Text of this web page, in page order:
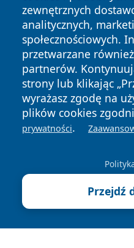
zewnętrznych
analitycznych,
społecznościowych.
przetwarzane
partnerów.
strony lub klikając
wyrażasz zgodę na
plików cookies
prywatności.
Przejdź
Copyright © 2026
zastrzeżone.
News Autorzy